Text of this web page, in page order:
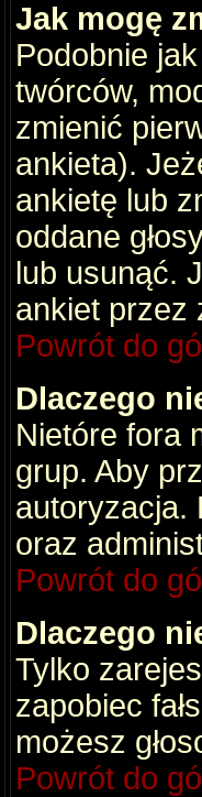
Jak mogę
Podobnie
twórców,
zmienić
ankieta).
ankietę lub
oddane
lub usunąć.
ankiet przez
Powrót do
Dlaczego
Nietóre fora
grup. Aby
autoryzacja.
oraz
Powrót do
Dlaczego
Tylko
zapobiec
możesz
Powrót do